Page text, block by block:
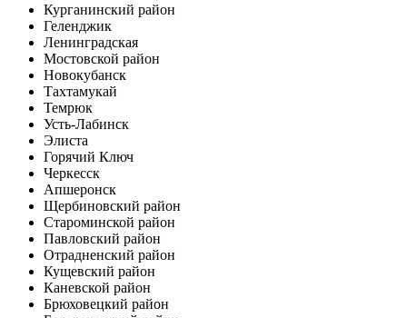
Курганинский район
Геленджик
Ленинградская
Мостовской район
Новокубанск
Тахтамукай
Темрюк
Усть-Лабинск
Элиста
Горячий Ключ
Черкесск
Апшеронск
Щербиновский район
Староминской район
Павловский район
Отрадненский район
Кущевский район
Каневской район
Брюховецкий район